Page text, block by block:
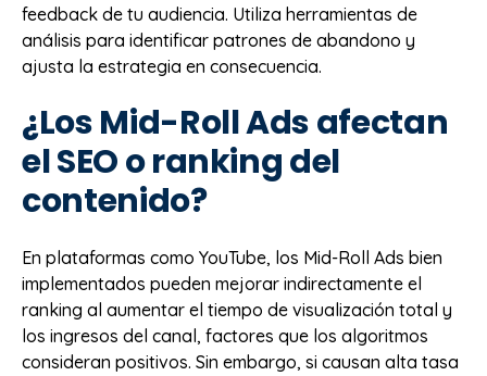
feedback de tu audiencia. Utiliza herramientas de
análisis para identificar patrones de abandono y
ajusta la estrategia en consecuencia.
¿Los Mid-Roll Ads afectan
el SEO o ranking del
contenido?
En plataformas como YouTube, los Mid-Roll Ads bien
implementados pueden mejorar indirectamente el
ranking al aumentar el tiempo de visualización total y
los ingresos del canal, factores que los algoritmos
consideran positivos. Sin embargo, si causan alta tasa